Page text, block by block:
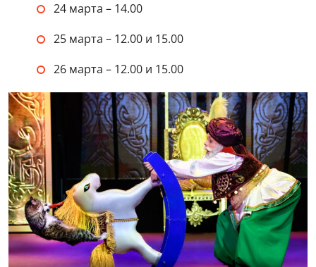
24 марта – 14.00
25 марта – 12.00 и 15.00
26 марта – 12.00 и 15.00